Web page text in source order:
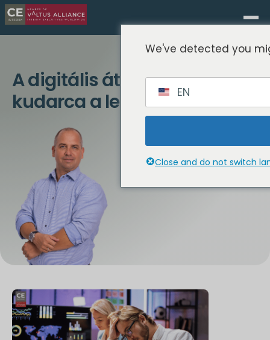
A digitális átalakulás
kudarca a lengyel kkv-knál
We've detected you
EN
Close and do not switch